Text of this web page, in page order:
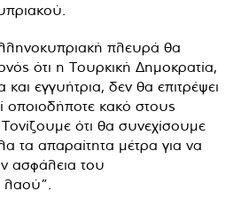
πλευρά θα
ότι η Τουρκική Δημοκρατία,
εγγυήτρια, δεν θα επιτρέψει
οποιοδήποτε κακό στους
ότι θα συνεχίσουμε
τα απαραίτητα μέτρα για να
ασφάλεια του
λαού”.